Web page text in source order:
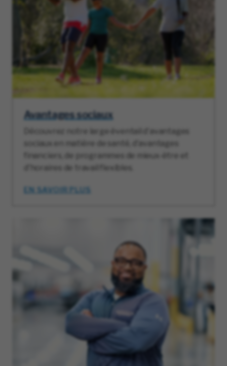
Avantages sociaux
Découvrez notre large éventail d'avantages
sociaux en matière de santé, d'avantages
financiers, de programmes de mieux-être et
d'horaires de travail flexibles.
EN SAVOIR PLUS